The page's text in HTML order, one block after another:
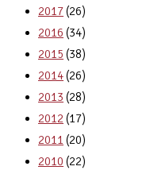
2017(26)
2016 (34)
2015 (38)
2014(26)
2013 (28)
2012 (17)
2011 (20)
2010 (22)